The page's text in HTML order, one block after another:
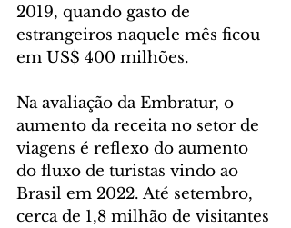
2019, quando gasto de
estrangeiros naquele mês ficou
em US$ 400 milhões.
Na avaliação da Embratur, o
aumento da receita no setor de
viagens é reflexo do aumento
do fluxo de turistas vindo ao
Brasil em 2022. Até setembro,
cerca de 1,8 milhão de visitantes